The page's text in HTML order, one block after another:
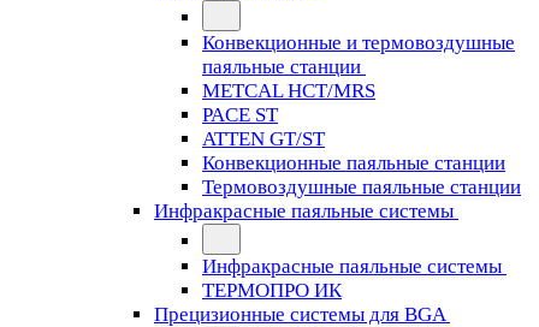
Конвекционные и термовоздушные
паяльные станции
METCAL HCT/MRS
PACE ST
ATTEN GT/ST
Конвекционные паяльные станции
Термовоздушные паяльные станции
Инфракрасные паяльные системы
Инфракрасные паяльные системы
ТЕРМОПРО ИК
Прецизионные системы для BGA